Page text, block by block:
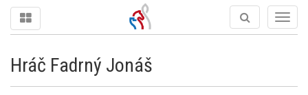
Hráč Fadrný Jonáš